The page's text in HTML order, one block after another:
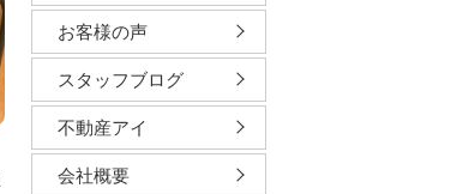
お客様の声
スタッフブログ
不動産アイ
会社概要